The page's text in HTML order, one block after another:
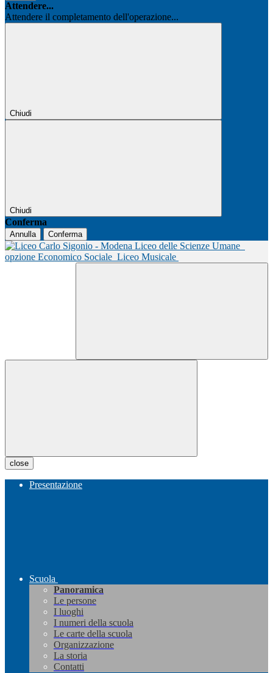
Attendere...
Attendere il completamento dell'operazione...
Chiudi
Chiudi
Conferma
Annulla Conferma
Liceo delle Scienze Umane
opzione Economico Sociale Liceo Musicale
close
Presentazione
Scuola
Panoramica
Le persone
I luoghi
I numeri della scuola
Le carte della scuola
Organizzazione
La storia
Contatti